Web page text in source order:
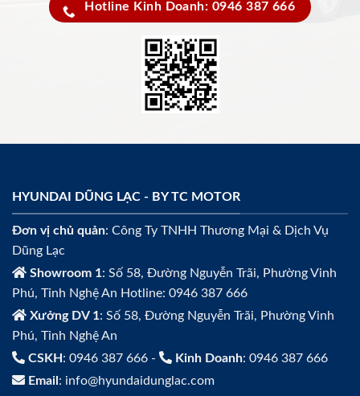
Hotline Kinh Doanh: 0946 387 666
HYUNDAI DŨNG LẠC - BY TC MOTOR
Đơn vị chủ quản: Công Ty TNHH Thương Mại & Dịch Vụ
Dũng Lạc
Showroom 1: Số 58, Đường Nguyễn Trãi, Phường Vinh
Phú, Tỉnh Nghệ An Hotline: 0946 387 666
Xưởng DV 1: Số 58, Đường Nguyễn Trãi, Phường Vinh
Phú, Tỉnh Nghệ An
CSKH : 0946 387 666 - Kinh Doanh: 0946 387 666
Email : info@hyundaidunglac.com